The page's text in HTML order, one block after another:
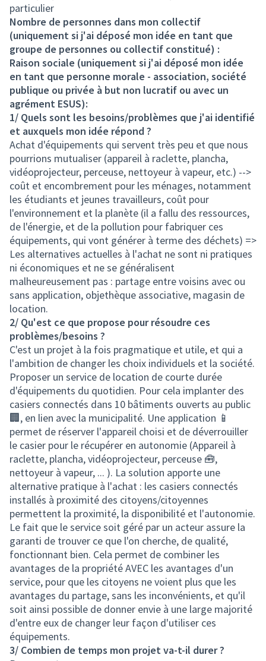
particulier
Nombre de personnes dans mon collectif
(uniquement si j'ai déposé mon idée en tant que
groupe de personnes ou collectif constitué) :
Raison sociale (uniquement si j'ai déposé mon idée
en tant que personne morale - association, société
publique ou privée à but non lucratif ou avec un
agrément ESUS):
1/ Quels sont les besoins/problèmes que j'ai identifié
et auxquels mon idée répond ?
Achat d'équipements qui servent très peu et que nous
pourrions mutualiser (appareil à raclette, plancha,
vidéoprojecteur, perceuse, nettoyeur à vapeur, etc.) -->
coût et encombrement pour les ménages, notamment
les étudiants et jeunes travailleurs, coût pour
l'environnement et la planète (il a fallu des ressources,
de l'énergie, et de la pollution pour fabriquer ces
équipements, qui vont générer à terme des déchets) =>
Les alternatives actuelles à l'achat ne sont ni pratiques
ni économiques et ne se généralisent
malheureusement pas : partage entre voisins avec ou
sans application, objethèque associative, magasin de
location.
2/ Qu'est ce que propose pour résoudre ces
problèmes/besoins ?
C'est un projet à la fois pragmatique et utile, et qui a
l'ambition de changer les choix individuels et la société.
Proposer un service de location de courte durée
d'équipements du quotidien. Pour cela implanter des
casiers connectés dans 10 bâtiments ouverts au public
🏢, en lien avec la municipalité. Une application 📱
permet de réserver l'appareil choisi et de déverrouiller
le casier pour le récupérer en autonomie (Appareil à
raclette, plancha, vidéoprojecteur, perceuse 🧰,
nettoyeur à vapeur, ... ). La solution apporte une
alternative pratique à l'achat : les casiers connectés
installés à proximité des citoyens/citoyennes
permettent la proximité, la disponibilité et l'autonomie.
Le fait que le service soit géré par un acteur assure la
garanti de trouver ce que l'on cherche, de qualité,
fonctionnant bien. Cela permet de combiner les
avantages de la propriété AVEC les avantages d'un
service, pour que les citoyens ne voient plus que les
avantages du partage, sans les inconvénients, et qu'il
soit ainsi possible de donner envie à une large majorité
d'entre eux de changer leur façon d'utiliser ces
équipements.
3/ Combien de temps mon projet va-t-il durer ?